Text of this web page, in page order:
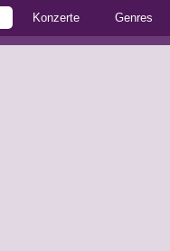
Konzerte Genres